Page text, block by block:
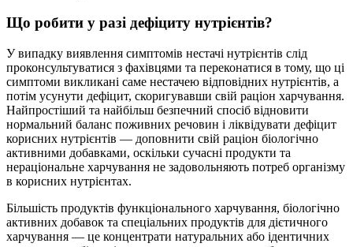
Що робити у разі дефіциту нутрієнтів?
У випадку виявлення симптомів нестачі нутрієнтів слід
проконсультуватися з фахівцями та переконатися в тому, що ці
симптоми викликані саме нестачею відповідних нутрієнтів, а
потім усунути дефіцит, скоригувавши свій раціон харчування.
Найпростіший та найбільш безпечний спосіб відновити
нормальний баланс поживних речовин і ліквідувати дефіцит
корисних нутрієнтів — доповнити свій раціон біологічно
активними добавками, оскільки сучасні продукти та
нераціональне харчування не задовольняють потреб організму
в корисних нутрієнтах.
Більшість продуктів функціонального харчування, біологічно
активних добавок та спеціальних продуктів для дієтичного
харчування — це концентрати натуральних або ідентичних